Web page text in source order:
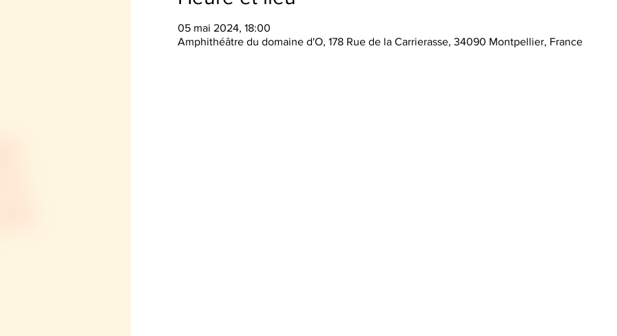
05 mai 2024, 18:00
Amphithéâtre du domaine d'O, 178 Rue de la Carrierasse, 34090 Montpellier, France